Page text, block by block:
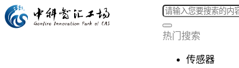
热门搜索
传感器